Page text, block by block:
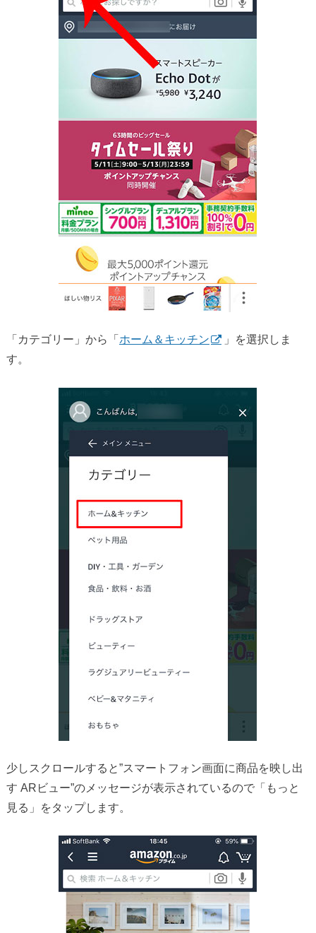
「カテゴリー」から「 ホーム＆キッチン
」を選択しま
す。
少しスクロールすると”スマートフォン画面に商品を映し出
す ARビュー”のメッセージが表示されているので「もっと
見る」をタップします。